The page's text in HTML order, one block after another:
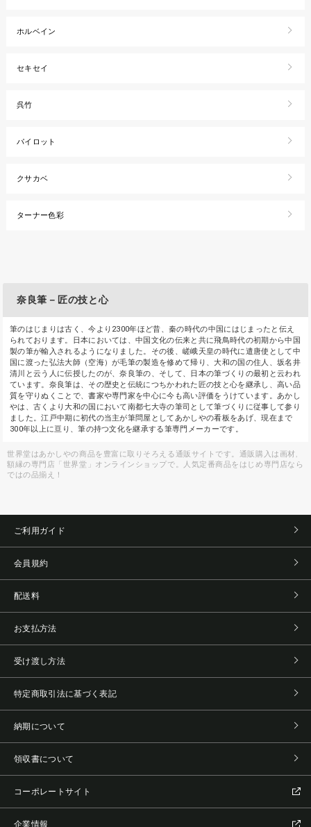
ホルベイン
セキセイ
呉竹
パイロット
クサカベ
ターナー色彩
奈良筆－匠の技と心
筆のはじまりは古く、今より2300年ほど昔、秦の時代の中国にはじまったと伝え
られております。日本においては、中国文化の伝来と共に飛鳥時代の初期から中国
製の筆が輸入されるようになりました。その後、嵯峨天皇の時代に遣唐使として中
国に渡った弘法大師（空海）が毛筆の製造を修めて帰り、大和の国の住人、坂名井
清川と云う人に伝授したのが、奈良筆の、そして、日本の筆づくりの最初と云われ
ています。奈良筆は、その歴史と伝統につちかわれた匠の技と心を継承し、高い品
質を守りぬくことで、書家や専門家を中心に今も高い評価をうけています。あかし
やは、古くより大和の国において南都七大寺の筆司として筆づくりに従事して参り
ました。江戸中期に初代の当主が筆問屋としてあかしやの看板をあげ、現在まで
300年以上に亘り、筆の持つ文化を継承する筆専門メーカーです。
世界堂はあかしやの商品を豊富に取りそろえる通販サイトです。通販購入は画材,
額縁の専門店「世界堂」オンラインショップで。人気定番商品をはじめ専門店なら
ではの品揃え！
ご利用ガイド
会員規約
配送料
お支払方法
受け渡し方法
特定商取引法に基づく表記
納期について
領収書について
コーポレートサイト
企業情報